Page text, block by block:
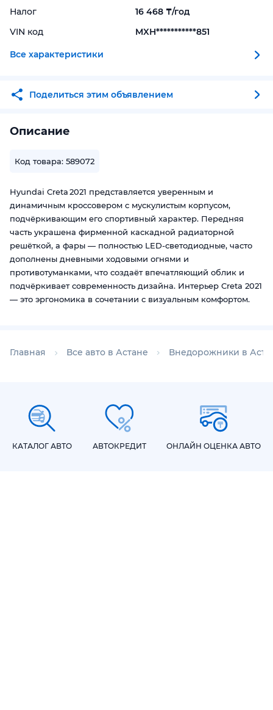
Налог
16 468 ₸/год
VIN код
MXH***********851
Все характеристики
Поделиться этим объявлением
Описание
Код товара: 589072
Hyundai Creta 2021 представляется уверенным и
динамичным кроссовером с мускулистым корпусом,
подчёркивающим его спортивный характер. Передняя
часть украшена фирменной каскадной радиаторной
решёткой, а фары — полностью LED‑светодиодные, часто
дополнены дневными ходовыми огнями и
противотуманками, что создаёт впечатляющий облик и
подчёркивает современность дизайна. Интерьер Creta 2021
— это эргономика в сочетании с визуальным комфортом.
Главная Все авто в Астане Внедорожники в
КАТАЛОГ АВТО АВТОКРЕДИТ ОНЛАЙН ОЦЕНКА АВТО